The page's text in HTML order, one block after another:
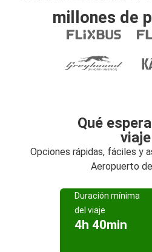
millones de
Qué
viaje
Opciones rápidas, fáciles y
Aeropuerto
Duración mínima
del viaje
4h 40min